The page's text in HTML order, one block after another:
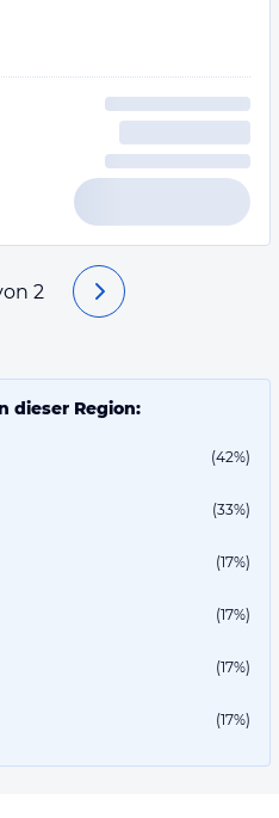
2
dieser Region:
(42%)
(33%)
(17%)
(17%)
(17%)
(17%)